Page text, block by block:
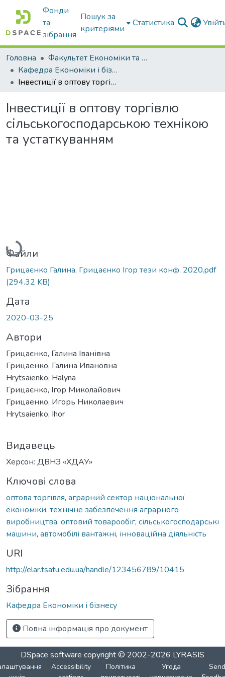
Фонди
та
зібрання
Пошук за
критеріями
Статистика
Головна
Факультет Економіки та бізнесу
Кафедра Економіки і бізнесу
Інвестиції в оптову торгівлю сільськогосподарською технікою та устаткуванням
Інвестиції в оптову торгівлю
сільськогосподарською технікою
та устаткуванням
Вантажиться...
Файли
Грицаєнко Галина, Грицаєнко Ігор тези конф. 2020.pdf
(294.32 KB)
Дата
2020-03-25
Автори
Грицаєнко, Галина Іванівна
Грицаенко, Галина Ивановна
Hrytsaienko, Halyna
Грицаєнко, Ігор Миколайович
Грицаенко, Игорь Николаевич
Hrytsaienko, Ihor
Видавець
Херсон: ДВНЗ «ХДАУ»
Ключові слова
оптова торгівля, аграрний сектор національної
економіки, технічне забезпечення аграрного
виробництва, оптовий товарообіг, сільськогосподарські
машини, автомобілі вантажні, інноваційна діяльність
URI
http://elar.tsatu.edu.ua/handle/123456789/10415
Зібрання
Кафедра Економіки і бізнесу
Повна інформація про документ
DSpace software copyright © 2002-2026 LYRASIS
Accessibility
Політика
Угода
Send